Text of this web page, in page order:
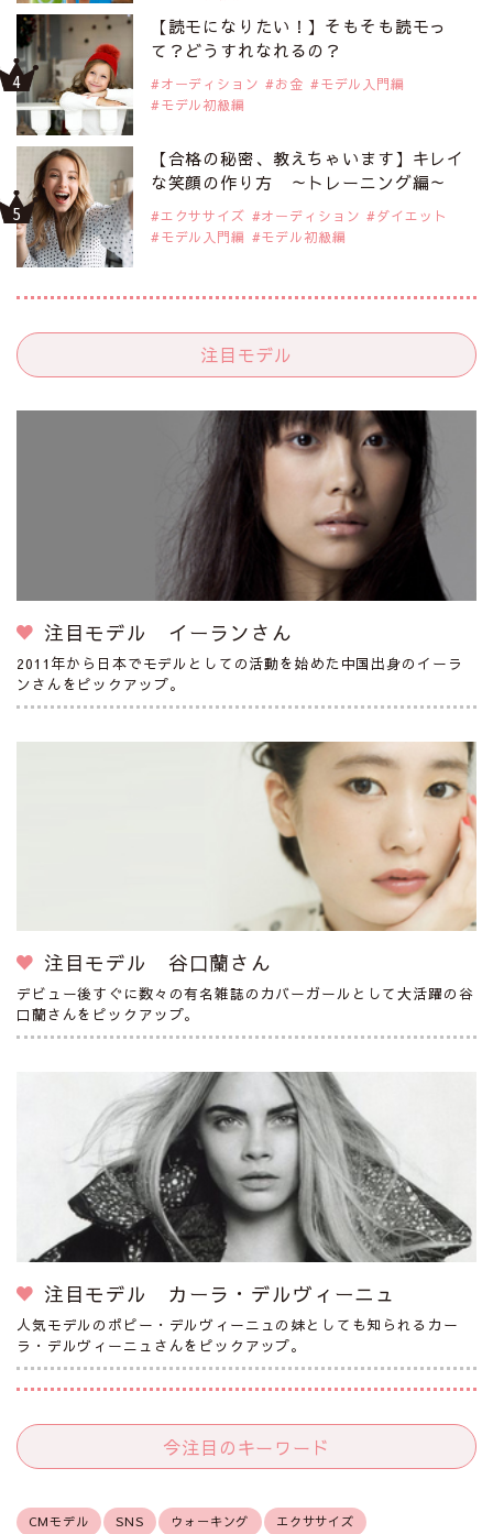
【読モになりたい！】そもそも読モっ
て？どうすれなれるの？
オーディション お金
モデル入門編
モデル初級編
【合格の秘密、教えちゃいます】キレイ
な笑顔の作り方 ～トレーニング編～
エクササイズ オーディション
ダイエット
モデル入門編
モデル初級編
注目モデル
注目モデル イーランさん
2011年から日本でモデルとしての活動を始めた中国出身のイーラ
ンさんをピックアップ。
注目モデル 谷口蘭さん
デビュー後すぐに数々の有名雑誌のカバーガールとして大活躍の谷
口蘭さんをピックアップ。
注目モデル カーラ・デルヴィーニュ
人気モデルのポピー・デルヴィーニュの妹としても知られるカー
ラ・デルヴィーニュさんをピックアップ。
今注目のキーワード
CMモデル SNS ウォーキング エクササイズ